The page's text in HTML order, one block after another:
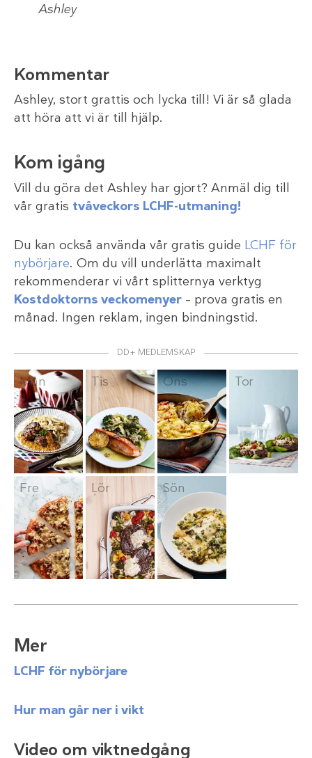
Ashley
Kommentar
Ashley, stort grattis och lycka till! Vi är så glada
att höra att vi är till hjälp.
Kom igång
Vill du göra det Ashley har gjort? Anmäl dig till
vår gratis tvåveckors LCHF-utmaning!
Du kan också använda vår gratis guide LCHF för
nybörjare. Om du vill underlätta maximalt
rekommenderar vi vårt splitternya verktyg
Kostdoktorns veckomenyer – prova gratis en
månad. Ingen reklam, ingen bindningstid.
DD+ MEDLEMSKAP
Mån Tis Ons Tor
Fre Lör Sön
Mer
LCHF för nybörjare
Hur man går ner i vikt
Video om viktnedgång